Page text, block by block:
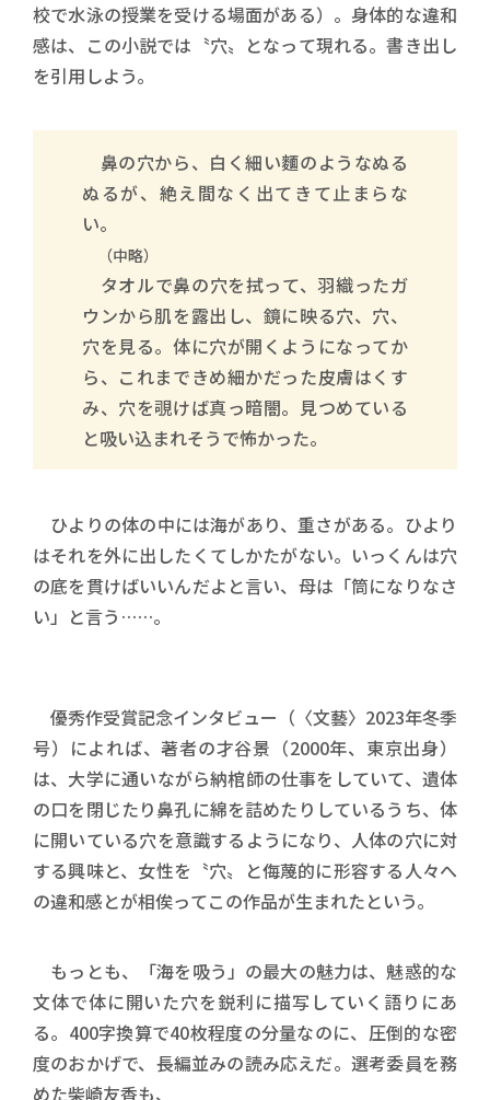
校で水泳の授業を受ける場面がある）。身体的な違和
感は、この小説では〝穴〟となって現れる。書き出し
を引用しよう。
鼻の穴から、白く細い麵のようなぬる
ぬるが、絶え間なく出てきて止まらな
い。
（中略）
タオルで鼻の穴を拭って、羽織ったガ
ウンから肌を露出し、鏡に映る穴、穴、
穴を見る。体に穴が開くようになってか
ら、これまできめ細かだった皮膚はくす
み、穴を覗けば真っ暗闇。見つめている
と吸い込まれそうで怖かった。
ひよりの体の中には海があり、重さがある。ひより
はそれを外に出したくてしかたがない。いっくんは穴
の底を貫けばいいんだよと言い、母は「筒になりなさ
い」と言う……。
優秀作受賞記念インタビュー（〈文藝〉2023年冬季
号）によれば、著者の才谷景（2000年、東京出身）
は、大学に通いながら納棺師の仕事をしていて、遺体
の口を閉じたり鼻孔に綿を詰めたりしているうち、体
に開いている穴を意識するようになり、人体の穴に対
する興味と、女性を〝穴〟と侮蔑的に形容する人々へ
の違和感とが相俟ってこの作品が生まれたという。
もっとも、「海を吸う」の最大の魅力は、魅惑的な
文体で体に開いた穴を鋭利に描写していく語りにあ
る。400字換算で40枚程度の分量なのに、圧倒的な密
度のおかげで、長編並みの読み応えだ。選考委員を務
めた柴崎友香も、